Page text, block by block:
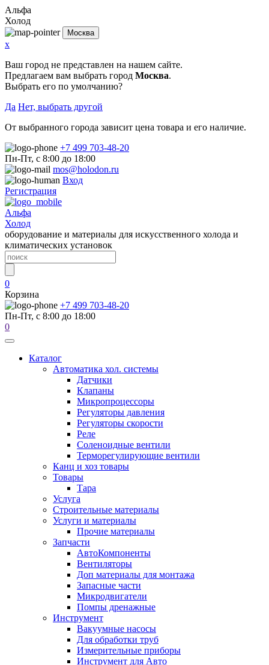
Альфа
Холод
Москва
x
Ваш город не представлен на нашем сайте.
Предлагаем вам выбрать город Москва.
Выбрать его по умолчанию?
Да Нет, выбрать другой
От выбранного города зависит цена товара и его наличие.
+7 499 703-48-20
Пн-Пт, с 8:00 до 18:00
mos@holodon.ru
Вход
Регистрация
Альфа
Холод
оборудование и материалы для искусственного холода и
климатических установок
0
Корзина
+7 499 703-48-20
Пн-Пт, с 8:00 до 18:00
0
Каталог
Автоматика хол. системы
Датчики
Клапаны
Микропроцессоры
Регуляторы давления
Регуляторы скорости
Реле
Соленоидные вентили
Терморегулирующие вентили
Канц и хоз товары
Товары
Тара
Услуга
Строительные материалы
Услуги и материалы
Прочие материалы
Запчасти
АвтоКомпоненты
Вентиляторы
Доп материалы для монтажа
Запасные части
Микродвигатели
Помпы дренажные
Инструмент
Вакуумные насосы
Для обработки труб
Измерительные приборы
Инструмент для Авто